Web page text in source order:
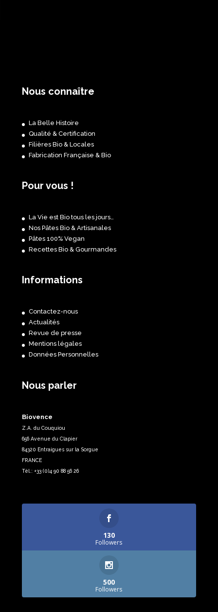
Nous connaître
La Belle Histoire
Qualité & Certification
Filières Bio & Locales
Fabrication Française & Bio
Pour vous !
La Vie est Bio tous les jours…
Nos Pâtes Bio & Artisanales
Pâtes 100% Vegan
Recettes Bio & Gourmandes
Informations
Contactez-nous
Actualités
Revue de presse
Mentions légales
Données Personnelles
Nous parler
Biovence
Z.A. du Couquiou
656 Avenue du Clapier
84320 Entraigues sur la Sorgue
FRANCE
Tél.: +33 (0)4 90 88 56 26
130
Followers
500
Followers